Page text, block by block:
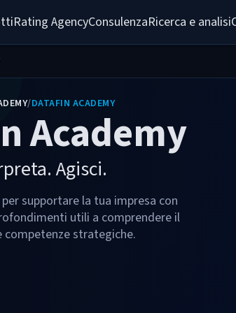
Rating AgencyConsulenzaRicerca e analisi
/DATAFIN ACADEMY
Academy
Agisci.
supportare la tua impresa con
utili a comprendere il
competenze strategiche.